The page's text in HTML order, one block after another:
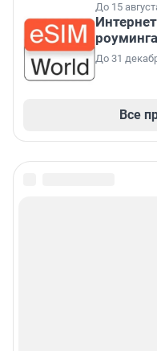
До 15
До 31
Все